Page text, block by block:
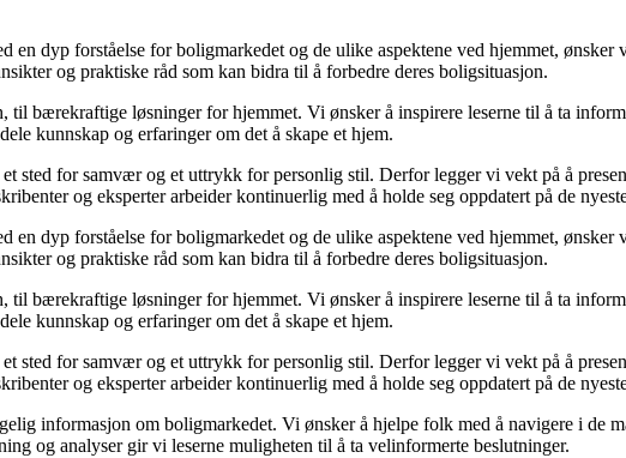
en dyp forståelse for boligmarkedet og de ulike aspektene ved hjemmet,
og praktiske råd som kan bidra til å forbedre deres boligsituasjon.
bærekraftige løsninger for hjemmet. Vi ønsker å inspirere leserne til å ta
kunnskap og erfaringer om det å skape et hjem.
sted for samvær og et uttrykk for personlig stil. Derfor legger vi vekt på å
og eksperter arbeider kontinuerlig med å holde seg oppdatert på de
en dyp forståelse for boligmarkedet og de ulike aspektene ved hjemmet,
og praktiske råd som kan bidra til å forbedre deres boligsituasjon.
bærekraftige løsninger for hjemmet. Vi ønsker å inspirere leserne til å ta
kunnskap og erfaringer om det å skape et hjem.
sted for samvær og et uttrykk for personlig stil. Derfor legger vi vekt på å
og eksperter arbeider kontinuerlig med å holde seg oppdatert på de
informasjon om boligmarkedet. Vi ønsker å hjelpe folk med å navigere i de
og analyser gir vi leserne muligheten til å ta velinformerte beslutninger.